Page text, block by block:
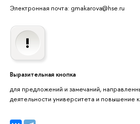
Электронная почта: gmakarova@hse.ru
Выразительная кнопка
для предложений и замечаний,
деятельности университета и повышение